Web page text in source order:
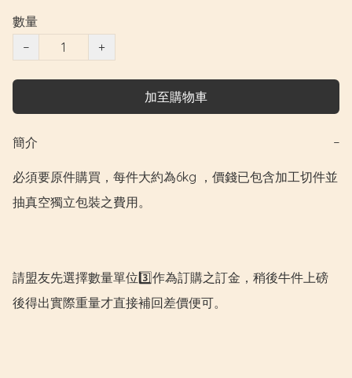
數量
−
+
加至購物車
簡介 −
必須要原件購買，每件大約為6kg ，價錢已包含加工切件並
抽真空獨立包裝之費用。
請盟友先選擇數量單位3️⃣作為訂購之訂金，稍後牛件上磅
後得出實際重量才直接補回差價便可。